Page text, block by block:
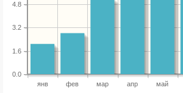
янв фев мар апр май
0.0
1.6
3.2
4.8